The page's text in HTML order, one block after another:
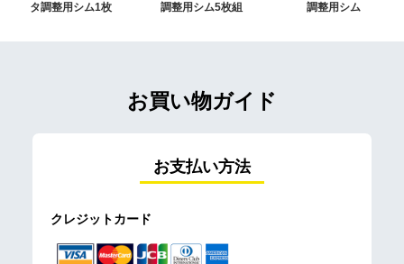
タ調整用シム1枚
調整用シム5枚組
調整用シム
お買い物ガイド
お支払い方法
クレジットカード